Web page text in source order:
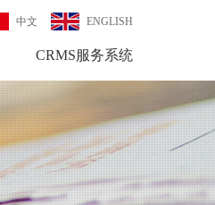
中文 ENGLISH
CRMS服务系统